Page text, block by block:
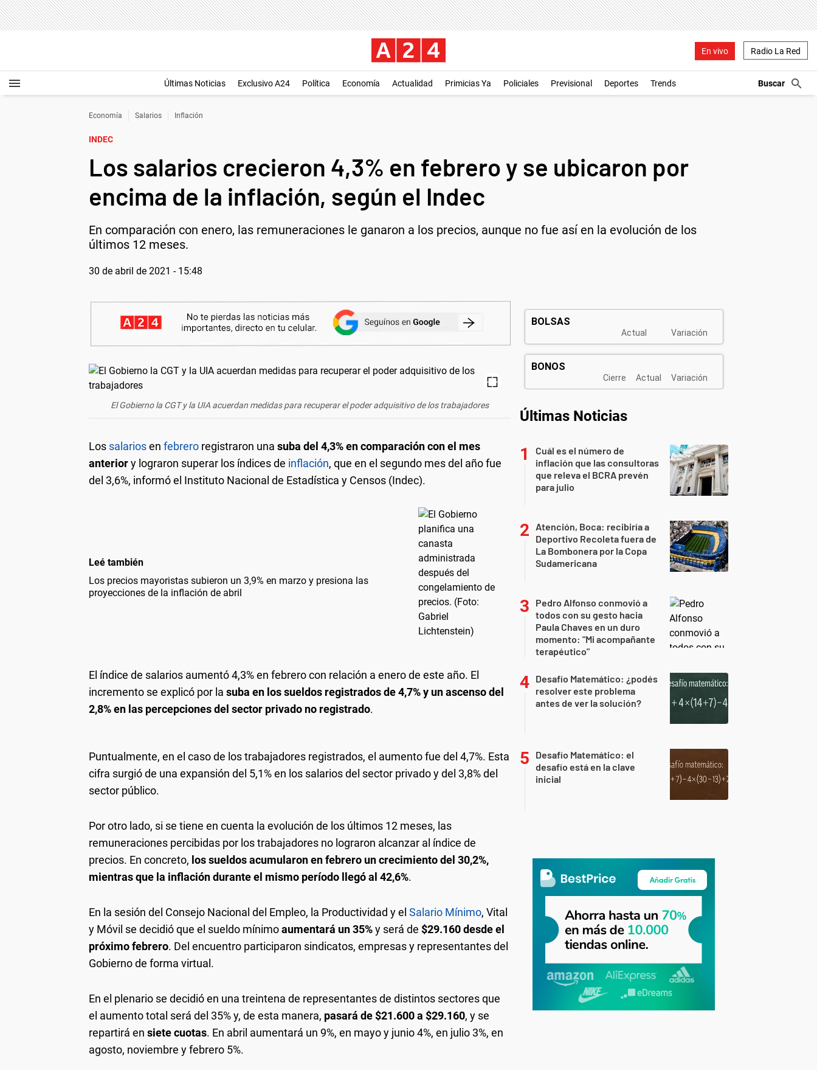
En vivo Radio La Red
Últimas Noticias Exclusivo A24 Política Economía Actualidad Primicias Ya Policiales Previsional Deportes Trends
Economía Salarios Inflación
INDEC
Los salarios crecieron 4,3% en febrero y se ubicaron por
encima de la inflación, según el Indec
En comparación con enero, las remuneraciones le ganaron a los precios, aunque no fue así en la evolución de los
últimos 12 meses.
30 de abril de 2021 - 15:48
El Gobierno la CGT y la UIA acuerdan medidas para recuperar el poder adquisitivo de los trabajadores
Los salariosen febrero registraron una suba del 4,3% en comparación con el mes
anteriory lograron superar los índices de inflación, que en el segundo mes del año fue
del 3,6%, informó el Instituto Nacional de Estadística y Censos (Indec).
Leé también
Los precios mayoristas subieron un 3,9% en marzo y presiona las
proyecciones de la inflación de abril
El índice de salarios aumentó 4,3% en febrero con relación a enero de este año. El
incremento se explicó por la suba en los sueldos registrados de 4,7% y un ascenso del
2,8% en las percepciones del sector privado no registrado.
Puntualmente, en el caso de los trabajadores registrados, el aumento fue del 4,7%. Esta
cifra surgió de una expansión del 5,1% en los salarios del sector privado y del 3,8% del
sector público.
Por otro lado, si se tiene en cuenta la evolución de los últimos 12 meses, las
remuneraciones percibidas por los trabajadores no lograron alcanzar al índice de
precios. En concreto, los sueldos acumularon en febrero un crecimiento del 30,2%,
mientras que la inflación durante el mismo período llegó al 42,6%.
En la sesión del Consejo Nacional del Empleo, la Productividad y el Salario Mínimo, Vital
y Móvil se decidió que el sueldo mínimoaumentará un 35%y será de $29.160 desde el
próximo febrero. Del encuentro participaron sindicatos, empresas y representantes del
Gobierno de forma virtual.
En el plenario se decidió en una treintena de representantes de distintos sectores que
el aumento total será del 35% y, de esta manera, pasará de $21.600 a $29.160, y se
repartirá en siete cuotas. En abril aumentará un 9%, en mayo y junio 4%, en julio 3%, en
agosto, noviembre y febrero 5%.
Últimas Noticias
Cuál es el número de
inflación que las consultoras
que releva el BCRA prevén
para julio
Atención, Boca: recibiría a
Deportivo Recoleta fuera de
La Bombonera por la Copa
Sudamericana
Pedro Alfonso conmovió a
todos con su gesto hacia
Paula Chaves en un duro
momento: "Mi acompañante
terapéutico"
Desafío Matemático: ¿podés
resolver este problema
antes de ver la solución?
Desafío Matemático: el
desafío está en la clave
inicial